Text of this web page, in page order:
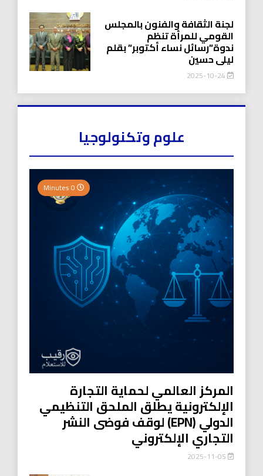
لجنة الثقافة والفنون بالمجلس
القومي للمرأة تنظم
ندوة”رسائل نساء أكتوبر” بقلم
ليلى حسين
2025-10-24
علوم وتكنولوجيا
المركز العالمي لحماية التجارة
الإلكترونية يطلق الملحق التنظيمي
الدولي (EPN) لوقف فوضى النشر
التجاري الإلكتروني